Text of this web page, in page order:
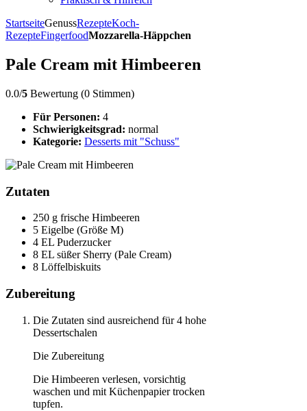
StartseiteGenussRezepteKoch-
RezepteFingerfoodMozzarella-Häppchen
Pale Cream mit Himbeeren
0.0/5 Bewertung (0 Stimmen)
Für Personen: 4
Schwierigkeitsgrad: normal
Kategorie: Desserts mit "Schuss"
Zutaten
250 g frische Himbeeren
5 Eigelbe (Größe M)
4 EL Puderzucker
8 EL süßer Sherry (Pale Cream)
8 Löffelbiskuits
Zubereitung
Die Zutaten sind ausreichend für 4 hohe
Dessertschalen
Die Zubereitung
Die Himbeeren verlesen, vorsichtig
waschen und mit Küchenpapier trocken
tupfen.